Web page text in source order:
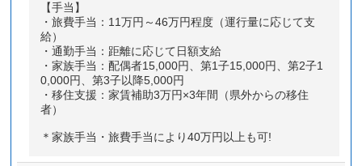
【手当】
・旅費手当：11万円～46万円程度（運行量に応じて支
給）
・通勤手当：距離に応じて日額支給
・家族手当：配偶者15,000円、第1子15,000円、第2子1
0,000円、第3子以降5,000円
・移住支援：家賃補助3万円×3年間（県外からの移住
者）
＊家族手当・旅費手当により40万円以上も可!